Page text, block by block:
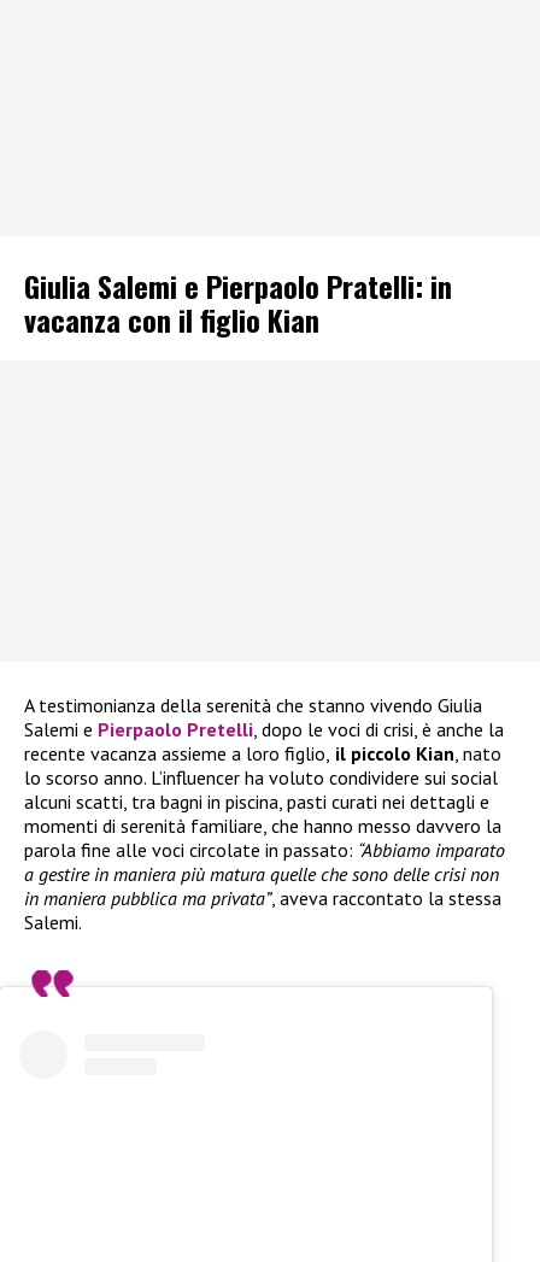
Giulia Salemi e Pierpaolo Pratelli: in
vacanza con il figlio Kian
A testimonianza della serenità che stanno vivendo Giulia
Salemi e Pierpaolo Pretelli, dopo le voci di crisi, è anche la
recente vacanza assieme a loro figlio, il piccolo Kian, nato
lo scorso anno. L’influencer ha voluto condividere sui social
alcuni scatti, tra bagni in piscina, pasti curati nei dettagli e
momenti di serenità familiare, che hanno messo davvero la
parola fine alle voci circolate in passato: “Abbiamo imparato
a gestire in maniera più matura quelle che sono delle crisi non
in maniera pubblica ma privata”, aveva raccontato la stessa
Salemi.